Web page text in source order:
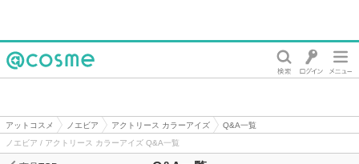
アットコスメ ノエビア アクトリース カラーアイズ
Q&A一覧
ノエビア / アクトリース カラーアイズ Q&A一覧